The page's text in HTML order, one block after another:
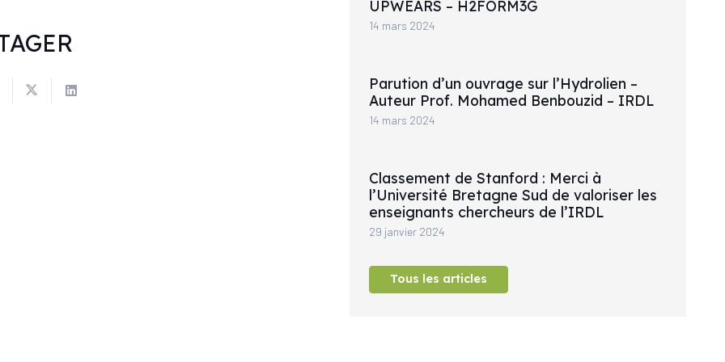
UPWEARS – H2FORM3G
14 mars 2024
Parution d’un ouvrage sur l’Hydrolien –
Auteur Prof. Mohamed Benbouzid – IRDL
14 mars 2024
Classement de Stanford : Merci à
l’Université Bretagne Sud de valoriser les
enseignants chercheurs de l’IRDL
29 janvier 2024
Tous les articles